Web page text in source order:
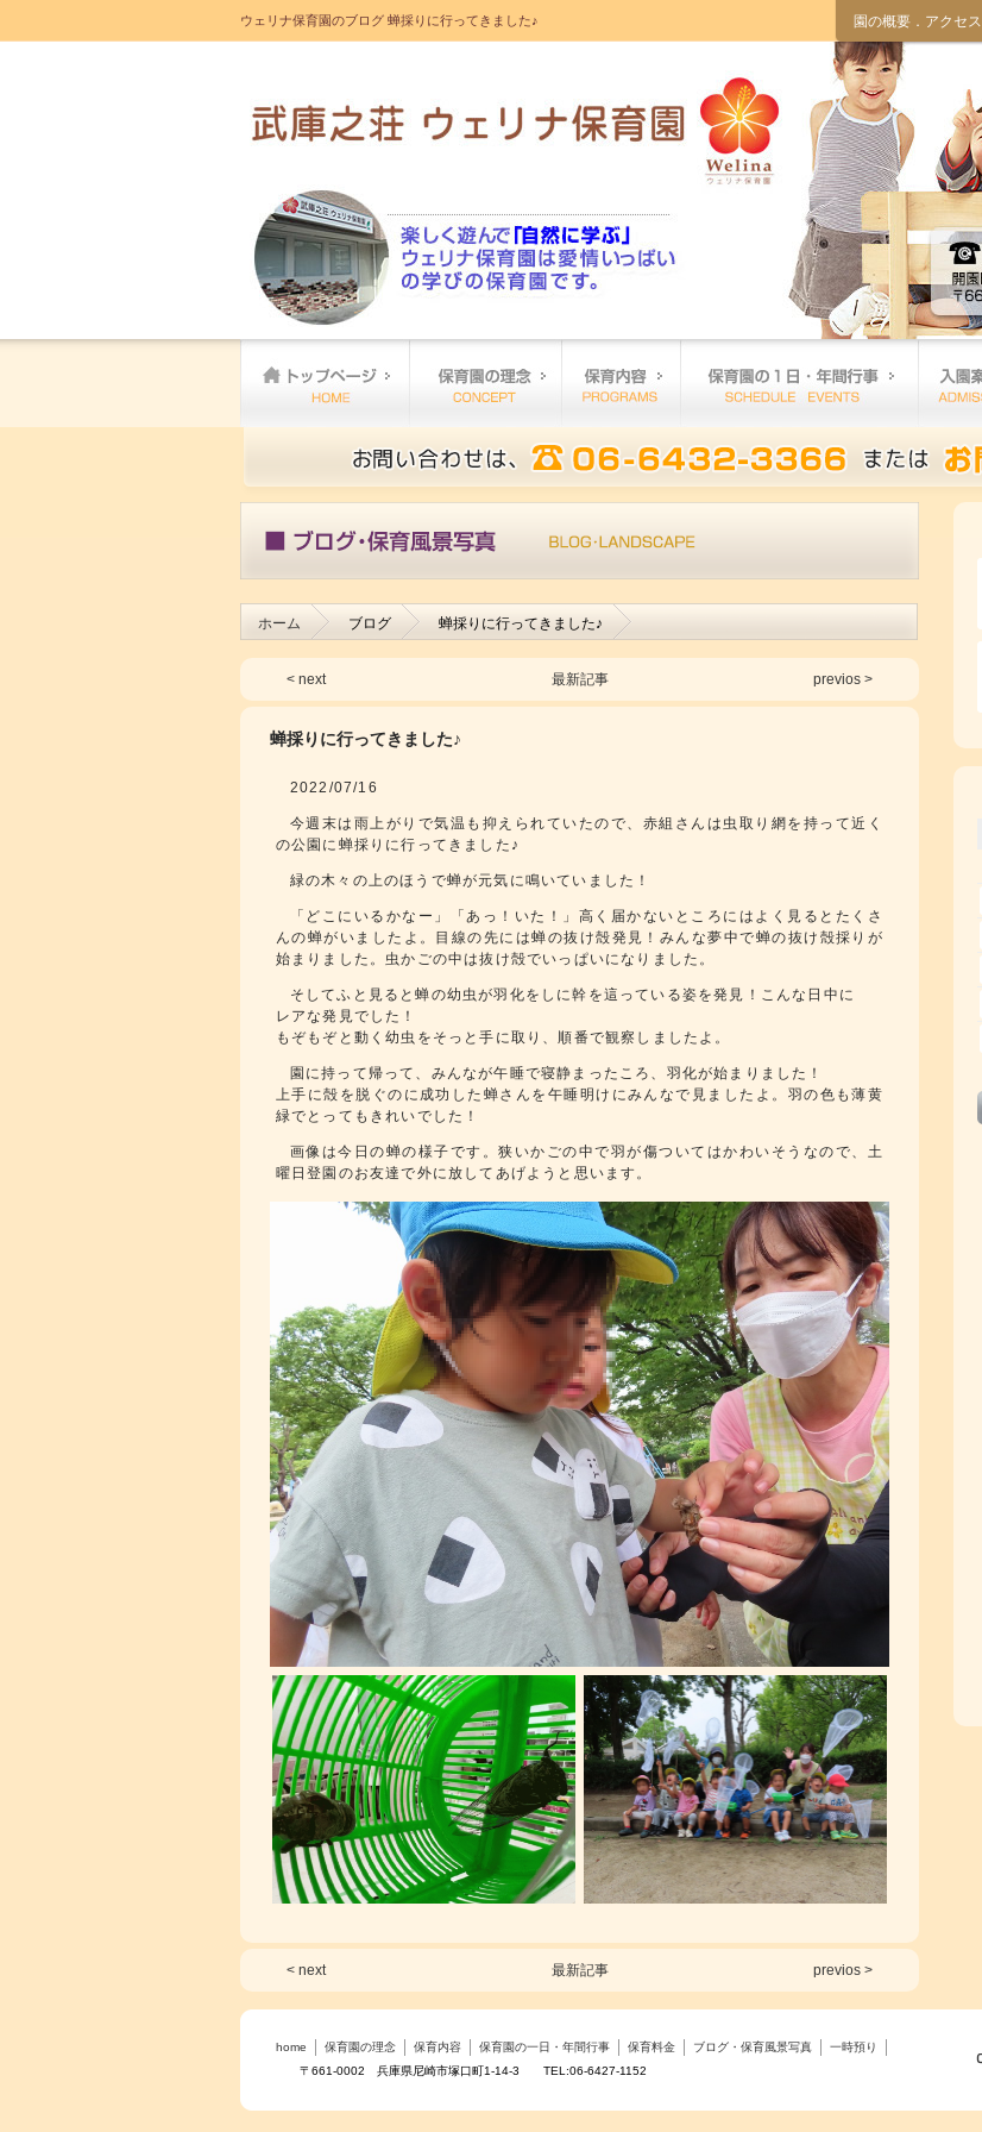
ウェリナ保育園のブログ 蝉採りに行ってきました♪ 園の概要．アクセス
ホーム ブログ 蝉採りに行ってきました♪
< next 最新記事 previos >
蝉採りに行ってきました♪
2022/07/16
今週末は雨上がりで気温も抑えられていたので、赤組さんは虫取り網を持って近く
の公園に蝉採りに行ってきました♪
緑の木々の上のほうで蝉が元気に鳴いていました！
「どこにいるかなー」「あっ！いた！」高く届かないところにはよく見るとたくさ
んの蝉がいましたよ。目線の先には蝉の抜け殻発見！みんな夢中で蝉の抜け殻採りが
始まりました。虫かごの中は抜け殻でいっぱいになりました。
そしてふと見ると蝉の幼虫が羽化をしに幹を這っている姿を発見！こんな日中に
レアな発見でした！
もぞもぞと動く幼虫をそっと手に取り、順番で観察しましたよ。
園に持って帰って、みんなが午睡で寝静まったころ、羽化が始まりました！
上手に殻を脱ぐのに成功した蝉さんを午睡明けにみんなで見ましたよ。羽の色も薄黄
緑でとってもきれいでした！
画像は今日の蝉の様子です。狭いかごの中で羽が傷ついてはかわいそうなので、土
曜日登園のお友達で外に放してあげようと思います。
< next 最新記事 previos >
home 保育園の理念 保育内容 保育園の一日・年間行事 保育料金 ブログ・保育風景写真
一時預り
〒661-0002 兵庫県尼崎市塚口町1-14-3 TEL:06-6427-1152